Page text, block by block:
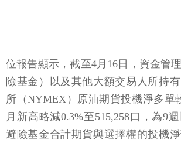
位報告顯示，截至4月16日，資金管
險基金）以及其他大額交易人所持
所（NYMEX）原油期貨投機淨多單
月新高略減0.3%至515,258口，為9
避險基金合計期貨與選擇權的投機